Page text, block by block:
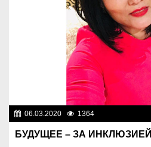
06.03.2020 1364
БУДУЩЕЕ – ЗА ИНКЛЮЗИЕЙ